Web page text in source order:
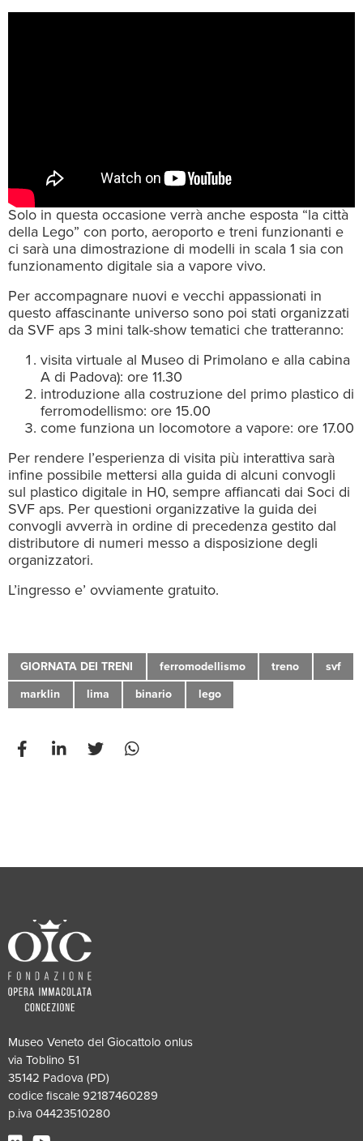
Solo in questa occasione verrà anche esposta “la città
della Lego” con porto, aeroporto e treni funzionanti e
ci sarà una dimostrazione di modelli in scala 1 sia con
funzionamento digitale sia a vapore vivo.
Per accompagnare nuovi e vecchi appassionati in
questo affascinante universo sono poi stati organizzati
da SVF aps 3 mini talk-show tematici che tratteranno:
visita virtuale al Museo di Primolano e alla cabina
A di Padova): ore 11.30
introduzione alla costruzione del primo plastico di
ferromodellismo: ore 15.00
come funziona un locomotore a vapore: ore 17.00
Per rendere l’esperienza di visita più interattiva sarà
infine possibile mettersi alla guida di alcuni convogli
sul plastico digitale in H0, sempre affiancati dai Soci di
SVF aps. Per questioni organizzative la guida dei
convogli avverrà in ordine di precedenza gestito dal
distributore di numeri messo a disposizione degli
organizzatori.
L’ingresso e’ ovviamente gratuito.
GIORNATA DEI TRENI ferromodellismo treno svf
marklin lima binario lego
Museo Veneto del Giocattolo onlus
via Toblino 51
35142 Padova (PD)
codice fiscale 92187460289
p.iva 04423510280